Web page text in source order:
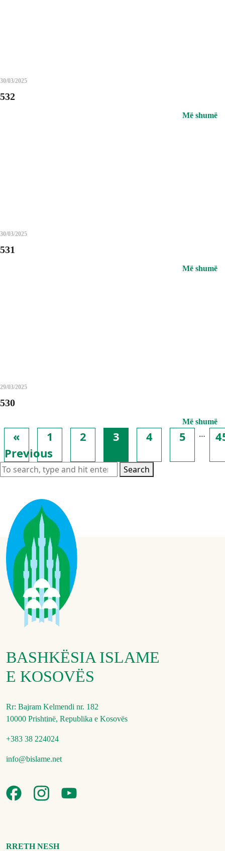
30/03/2025
532
Më shumë
30/03/2025
531
Më shumë
29/03/2025
530
Më shumë
«
Previous
1 2 3 4 5 …
Search
BASHKËSIA ISLAME
E KOSOVËS
Rr: Bajram Kelmendi nr. 182
10000 Prishtinë, Republika e Kosovës
+383 38 224024
info@bislame.net
RRETH NESH